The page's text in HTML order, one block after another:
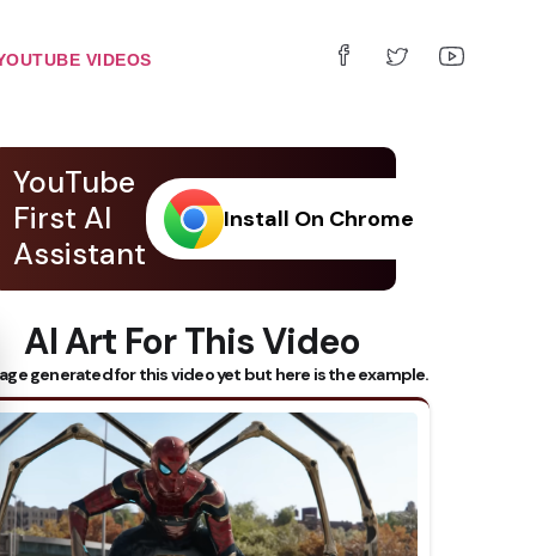
VIDEOS
Subtitles
YouTube
First AI
Assistant
Install On Chrome
AI Art For This Video
generated for this video yet but here is the example.